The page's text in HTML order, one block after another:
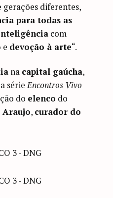
gerações diferentes,
para todas as
com
e devoção à arte“.
na capital gaúcha,
sérieEncontros Vivo
do elenco do
Araujo, curador do